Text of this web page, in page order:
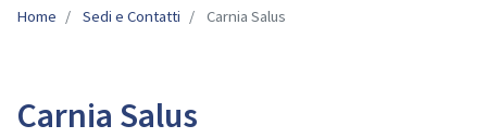
Home Sedi e Contatti Carnia Salus
Carnia Salus